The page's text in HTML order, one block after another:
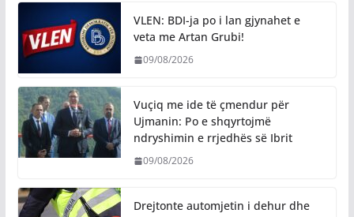
VLEN: BDI-ja po i lan gjynahet e
veta me Artan Grubi!
09/08/2026
​Vuçiq me ide të çmendur për
Ujmanin: Po e shqyrtojmë
ndryshimin e rrjedhës së Ibrit
09/08/2026
Drejtonte automjetin i dehur dhe